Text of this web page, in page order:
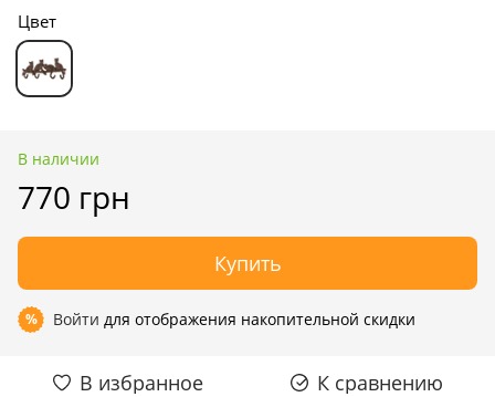
Цвет
В наличии
770 грн
Купить
% Войти для отображения накопительной скидки
В избранное К сравнению